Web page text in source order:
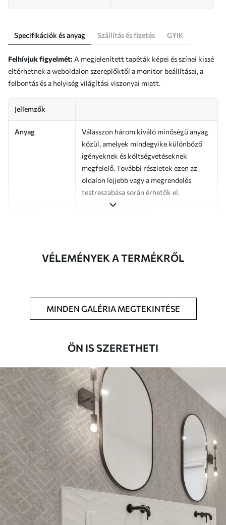
Specifikációk és anyag Szállítás és fizetés GYIK
Felhívjuk figyelmét: A megjelenített tapéták képei és színei kissé
eltérhetnek a weboldalon szereplőktől a monitor beállításai, a
felbontás és a helyiség világítási viszonyai miatt.
Jellemzők
Anyag
Válasszon három kiváló minőségű anyag
közül, amelyek mindegyike különböző
igényeknek és költségvetéseknek
megfelelő. További részletek ezen az
oldalon lejjebb vagy a megrendelés
testreszabása során érhetők el.
Befejezés Félig matt.
széles, egyforma csíkokra vágjuk.
adhat hozzá.
tisztítható. A lakkozott tapéták vízzel
tisztíthatók.
Alkalmazási
módszer
Zökkenőmentes alkalmazás
Elérhető anyagok
Standard
125007500
VÉLEMÉNYEK A TERMÉKRŐL
MINDEN GALÉRIA MEGTEKINTÉSE
ÖN IS SZERETHETI